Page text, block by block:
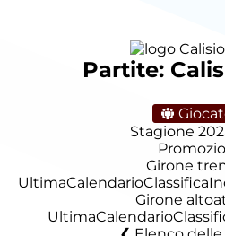
Partite:
Stagione
Girone
UltimaCalendarioClassifica
Girone
UltimaCalendario